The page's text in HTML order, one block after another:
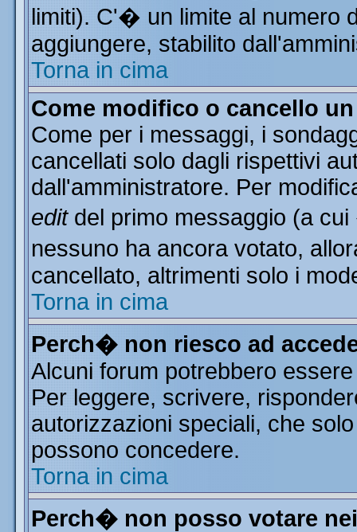
limiti). C'� un limite al numero
aggiungere, stabilito
Torna in cima
Come modifico o cancello
Come per i messaggi, i
cancellati solo dagli rispettivi
dall'amministratore. Per
editdel primo messaggio (a
nessuno ha ancora votato,
cancellato, altrimenti solo i
Torna in cima
Perch� non riesco ad
Alcuni forum potrebbero
Per leggere, scrivere,
autorizzazioni speciali, che
possono concedere.
Torna in cima
Perch� non posso votare